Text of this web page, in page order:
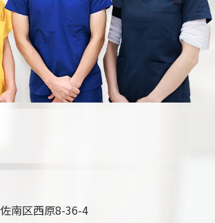
南区西原8-36-4